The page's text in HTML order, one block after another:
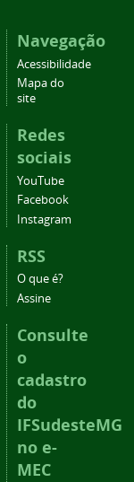
Navegação
Acessibilidade
Mapa do
site
Redes
sociais
YouTube
Facebook
Instagram
RSS
O que é?
Assine
Consulte
o
cadastro
do
IFSudesteMG
no e-
MEC